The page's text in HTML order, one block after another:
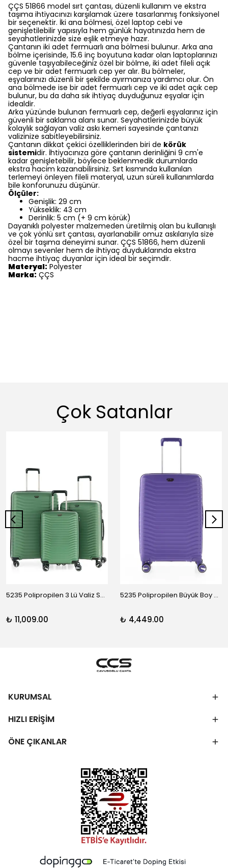
ÇÇS 51866 model sırt çantası, düzenli kullanım ve ekstra
taşıma ihtiyacınızı karşılamak üzere tasarlanmış fonksiyonel
bir seçenektir. İki ana bölmesi, özel laptop cebi ve
genişletilebilir yapısıyla hem günlük hayatınızda hem de
seyahatlerinizde size eşlik etmeye hazır.
Çantanın iki adet fermuarlı ana bölmesi bulunur. Arka ana
bölme içerisinde, 15.6 inç boyutuna kadar olan laptoplarınızı
güvenle taşıyabileceğiniz özel bir bölme, iki adet fileli açık
cep ve bir adet fermuarlı cep yer alır. Bu bölmeler,
eşyalarınızı düzenli bir şekilde ayırmanıza yardımcı olur. Ön
ana bölmede ise bir adet fermuarlı cep ve iki adet açık cep
bulunur, bu da daha sık ihtiyaç duyduğunuz eşyalar için
idealdir.
Arka yüzünde bulunan fermuarlı cep, değerli eşyalarınız için
güvenli bir saklama alanı sunar. Seyahatlerinizde büyük
kolaylık sağlayan valiz askı kemeri sayesinde çantanızı
valizinize sabitleyebilirsiniz.
Çantanın dikkat çekici özelliklerinden biri de körük
sistemidir. İhtiyacınıza göre çantanın derinliğini 9 cm'e
kadar genişletebilir, böylece beklenmedik durumlarda
ekstra hacim kazanabilirsiniz. Sırt kısmında kullanılan
terlemeyi önleyen fileli materyal, uzun süreli kullanımlarda
bile konforunuzu düşünür.
Ölçüler:
Genişlik: 29 cm
Yükseklik: 43 cm
Derinlik: 5 cm (+ 9 cm körük)
Dayanıklı polyester malzemeden üretilmiş olan bu kullanışlı
ve çok yönlü sırt çantası, ayarlanabilir omuz askılarıyla size
özel bir taşıma deneyimi sunar. ÇÇS 51866, hem düzenli
olmayı sevenler hem de ihtiyaç duyduklarında ekstra
hacme ihtiyaç duyanlar için ideal bir seçimdir.
Materyal:Polyester
Marka: ÇÇS
Çok Satanlar
5235 Polipropilen 3 Lü Valiz Seti
₺ 11,009.00
5235 Polipropilen Büyük Boy Valiz
₺ 4,449.00
KURUMSAL
HIZLI ERİŞİM
ÖNE ÇIKANLAR